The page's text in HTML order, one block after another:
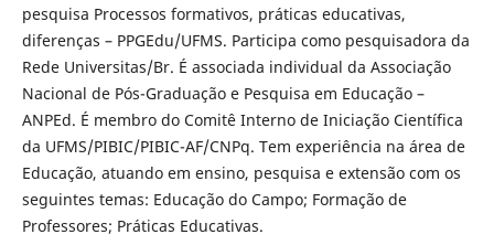
pesquisa Processos formativos, práticas educativas,
diferenças – PPGEdu/UFMS. Participa como pesquisadora da
Rede Universitas/Br. É associada individual da Associação
Nacional de Pós-Graduação e Pesquisa em Educação –
ANPEd. É membro do Comitê Interno de Iniciação Científica
da UFMS/PIBIC/PIBIC-AF/CNPq. Tem experiência na área de
Educação, atuando em ensino, pesquisa e extensão com os
seguintes temas: Educação do Campo; Formação de
Professores; Práticas Educativas.